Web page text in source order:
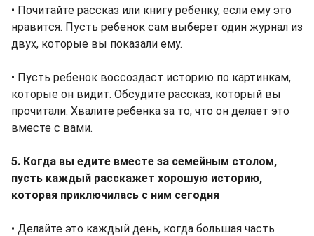
• Почитайте рассказ или книгу ребенку, если ему это
нравится. Пусть ребенок сам выберет один журнал из
двух, которые вы показали ему.
• Пусть ребенок воссоздаст историю по картинкам,
которые он видит. Обсудите рассказ, который вы
прочитали. Хвалите ребенка за то, что он делает это
вместе с вами.
5. Когда вы едите вместе за семейным столом,
пусть каждый расскажет хорошую историю,
которая приключилась с ним сегодня
• Делайте это каждый день, когда большая часть